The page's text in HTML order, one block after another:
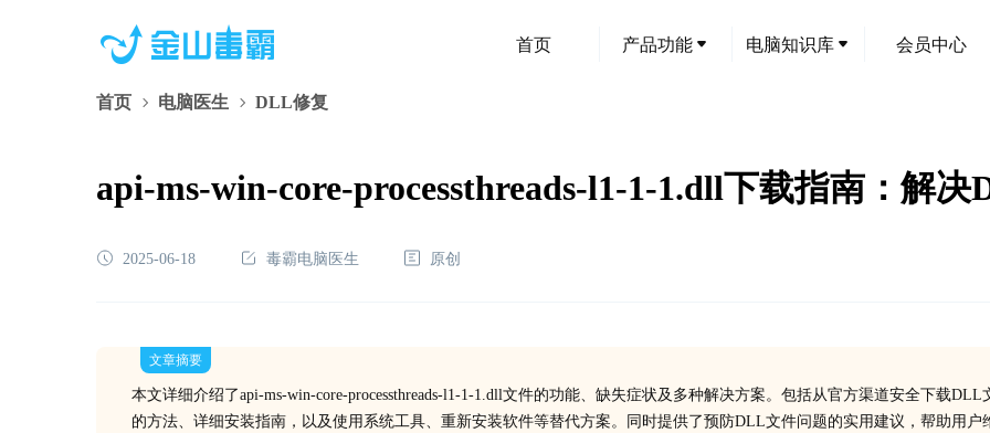
首页 产品功能 电脑知识库 会员中心
首页 电脑医生 DLL修复
api-ms-win-core-processthreads-l1-1-1.dll下载指南：解
2025-06-18 毒霸电脑医生 原创
文章摘要
本文详细介绍了api-ms-win-core-processthreads-l1-1-1.dll文件的功能、缺失症状及多种解决方案。包括从官方渠道安全下载DLL
的方法、详细安装指南，以及使用系统工具、重新安装软件等替代方案。同时提供了预防DLL文件问题的实用建议，帮助用户